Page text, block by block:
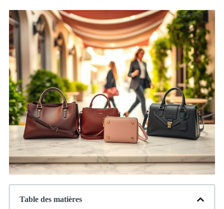
Table des matières